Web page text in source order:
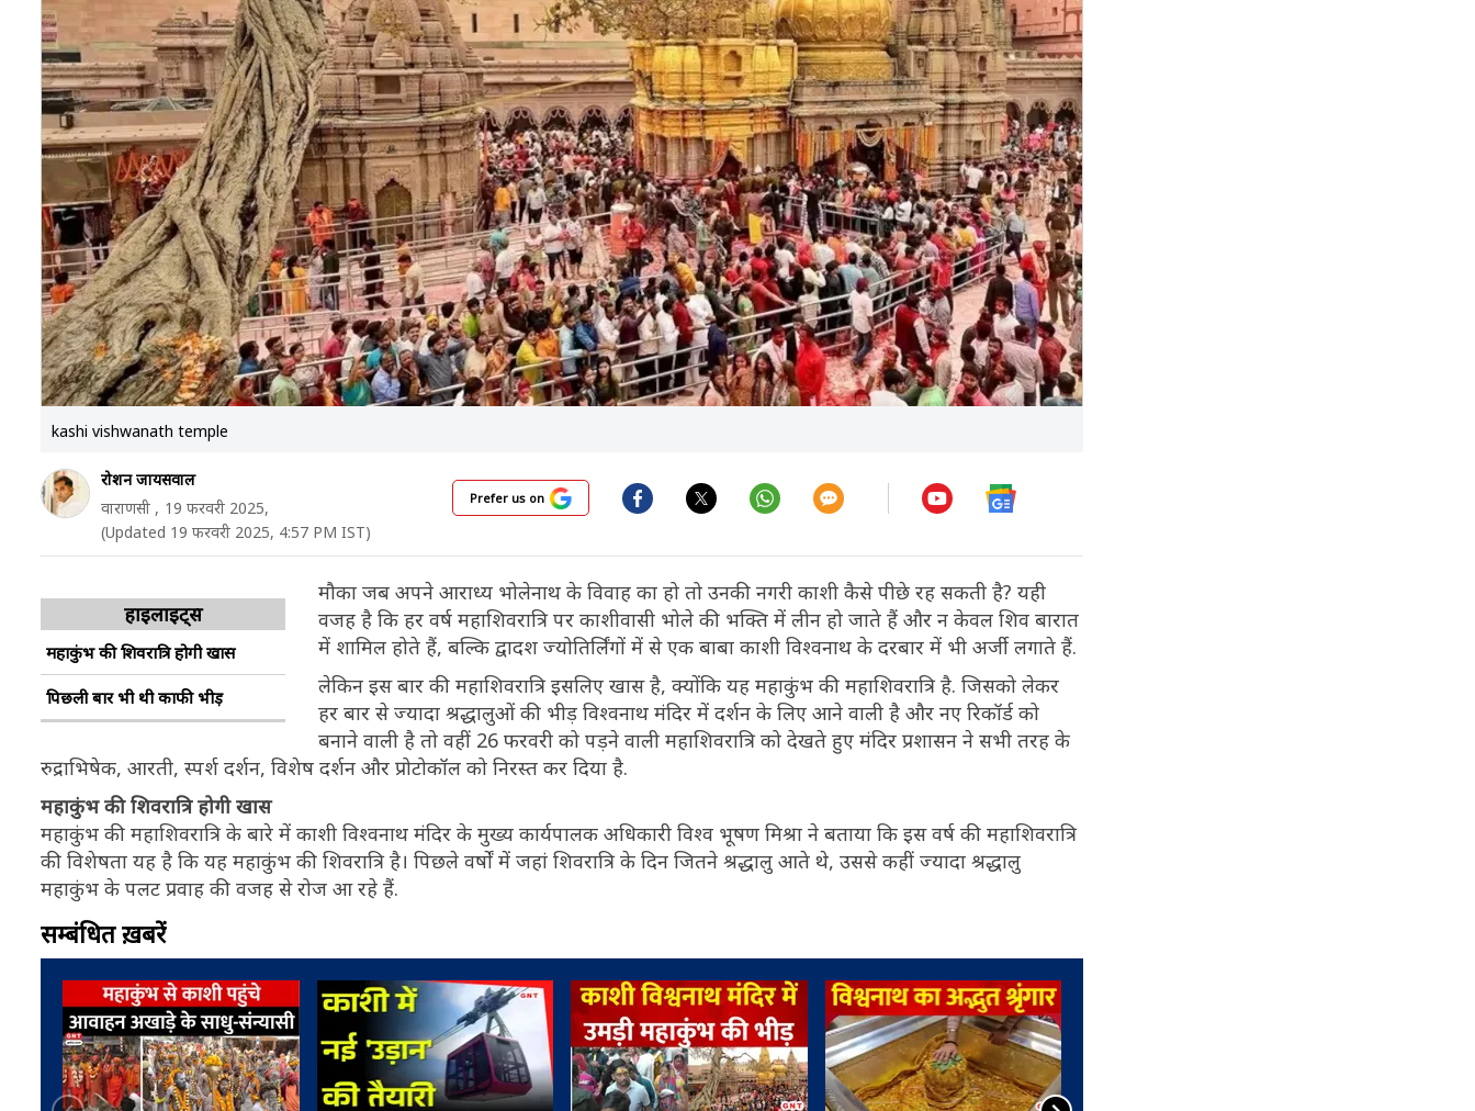
kashi vishwanath temple
रोशन जायसवाल
वाराणसी , 19 फरवरी 2025,
(Updated 19 फरवरी 2025, 4:57 PM IST)
Prefer us on
हाइलाइट्स
महाकुंभ की शिवरात्रि होगी खास
पिछली बार भी थी काफी भीड़
मौका जब अपने आराध्य भोलेनाथ के विवाह का हो तो उनकी नगरी काशी कैसे पीछे रह सकती है? यही
वजह है कि हर वर्ष महाशिवरात्रि पर काशीवासी भोले की भक्ति में लीन हो जाते हैं और न केवल शिव बारात
में शामिल होते हैं, बल्कि द्वादश ज्योतिर्लिंगों में से एक बाबा काशी विश्वनाथ के दरबार में भी अर्जी लगाते हैं.
लेकिन इस बार की महाशिवरात्रि इसलिए खास है, क्योंकि यह महाकुंभ की महाशिवरात्रि है. जिसको लेकर
हर बार से ज्यादा श्रद्धालुओं की भीड़ विश्वनाथ मंदिर में दर्शन के लिए आने वाली है और नए रिकॉर्ड को
बनाने वाली है तो वहीं 26 फरवरी को पड़ने वाली महाशिवरात्रि को देखते हुए मंदिर प्रशासन ने सभी तरह के
रुद्राभिषेक, आरती, स्पर्श दर्शन, विशेष दर्शन और प्रोटोकॉल को निरस्त कर दिया है.
महाकुंभ की शिवरात्रि होगी खास
महाकुंभ की महाशिवरात्रि के बारे में काशी विश्वनाथ मंदिर के मुख्य कार्यपालक अधिकारी विश्व भूषण मिश्रा ने बताया कि इस वर्ष की महाशिवरात्रि
की विशेषता यह है कि यह महाकुंभ की शिवरात्रि है। पिछले वर्षों में जहां शिवरात्रि के दिन जितने श्रद्धालु आते थे, उससे कहीं ज्यादा श्रद्धालु
महाकुंभ के पलट प्रवाह की वजह से रोज आ रहे हैं.
सम्बंधित ख़बरें